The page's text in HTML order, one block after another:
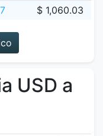
$ 1,060.03
USD a